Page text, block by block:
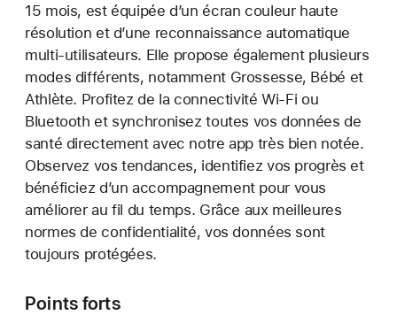
15 mois, est équipée d’un écran couleur haute
résolution et d’une reconnaissance automatique
multi-utilisateurs. Elle propose également plusieurs
modes différents, notamment Grossesse, Bébé et
Athlète. Profitez de la connectivité Wi-Fi ou
Bluetooth et synchronisez toutes vos données de
santé directement avec notre app très bien notée.
Observez vos tendances, identifiez vos progrès et
bénéficiez d’un accompagnement pour vous
améliorer au fil du temps. Grâce aux meilleures
normes de confidentialité, vos données sont
toujours protégées.
Points forts